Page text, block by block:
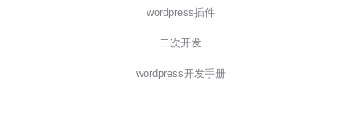
wordpress插件
二次开发
wordpress开发手册